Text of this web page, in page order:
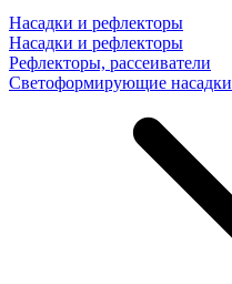
Насадки и рефлекторы
Насадки и рефлекторы
Рефлекторы, рассеиватели
Светоформирующие насадки